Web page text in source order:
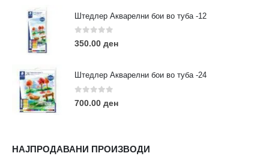
Штедлер Акварелни бои во туба -12
0out of 5
350.00 ден
Штедлер Акварелни бои во туба -24
0out of 5
700.00 ден
НАЈПРОДАВАНИ ПРОИЗВОДИ